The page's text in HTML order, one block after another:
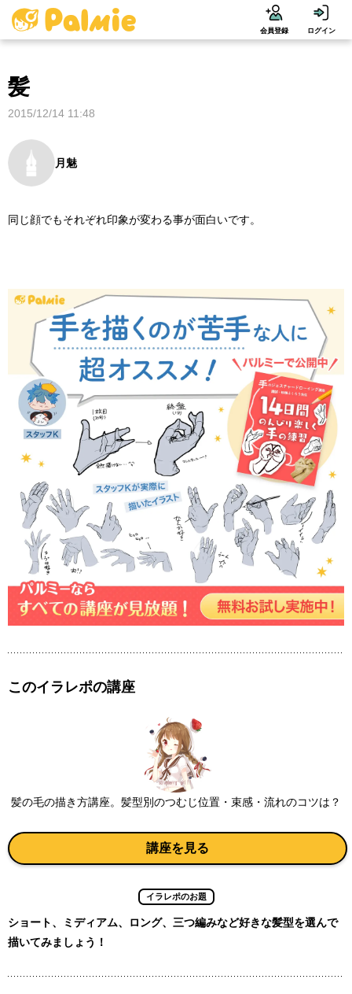
会員登録 ログイン
髪
2015/12/14 11:48
月魅
同じ顔でもそれぞれ印象が変わる事が面白いです。
このイラレポの講座
髪の毛の描き方講座。髪型別のつむじ位置・束感・流れのコツは？
講座を見る
イラレポのお題
ショート、ミディアム、ロング、三つ編みなど好きな髪型を選んで
描いてみましょう！